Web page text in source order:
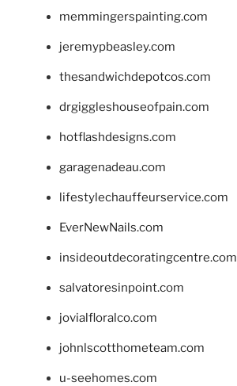
memmingerspainting.com
jeremypbeasley.com
thesandwichdepotcos.com
drgiggleshouseofpain.com
hotflashdesigns.com
garagenadeau.com
lifestylechauffeurservice.com
EverNewNails.com
insideoutdecoratingcentre.com
salvatoresinpoint.com
jovialfloralco.com
johnlscotthometeam.com
u-seehomes.com